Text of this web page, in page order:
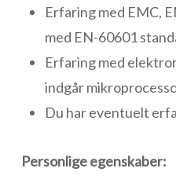
Erfaring med EMC,
med EN-60601
Erfaring med
indgår
Du har eventuelt
Personlige egenskaber: